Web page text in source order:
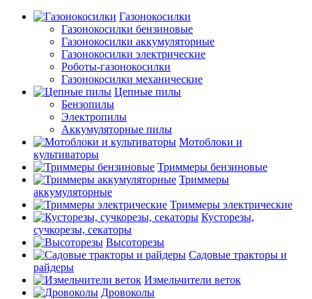
Газонокосилки
Газонокосилки бензиновые
Газонокосилки аккумуляторные
Газонокосилки электрические
Роботы-газонокосилки
Газонокосилки механические
Цепные пилы
Бензопилы
Электропилы
Аккумуляторные пилы
Мотоблоки и
культиваторы
Триммеры бензиновые
Триммеры
аккумуляторные
Триммеры электрические
Кусторезы,
сучкорезы, секаторы
Высоторезы
Садовые тракторы и
райдеры
Измельчители веток
Дровоколы